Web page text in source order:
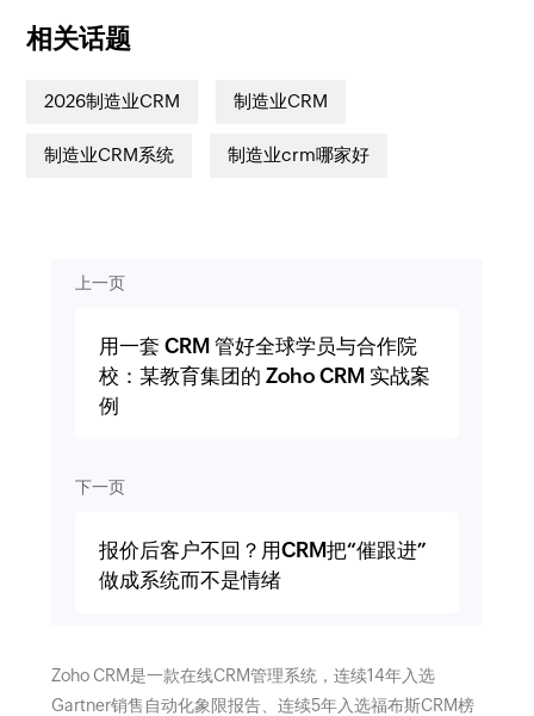
相关话题
2026制造业CRM 制造业CRM
制造业CRM系统 制造业crm哪家好
上一页
用一套 CRM 管好全球学员与合作院
校：某教育集团的 Zoho CRM 实战案
例
下一页
报价后客户不回？用CRM把“催跟进”
做成系统而不是情绪
Zoho CRM是一款在线CRM管理系统，连续14年入选
Gartner销售自动化象限报告、连续5年入选福布斯CRM榜